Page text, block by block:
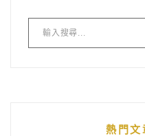
熱門文